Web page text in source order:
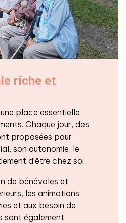
riche et
place essentielle
Chaque jour, des
proposées pour
son autonomie, le
d’être chez soi.
de bénévoles et
les animations
et aux besoin de
sont également